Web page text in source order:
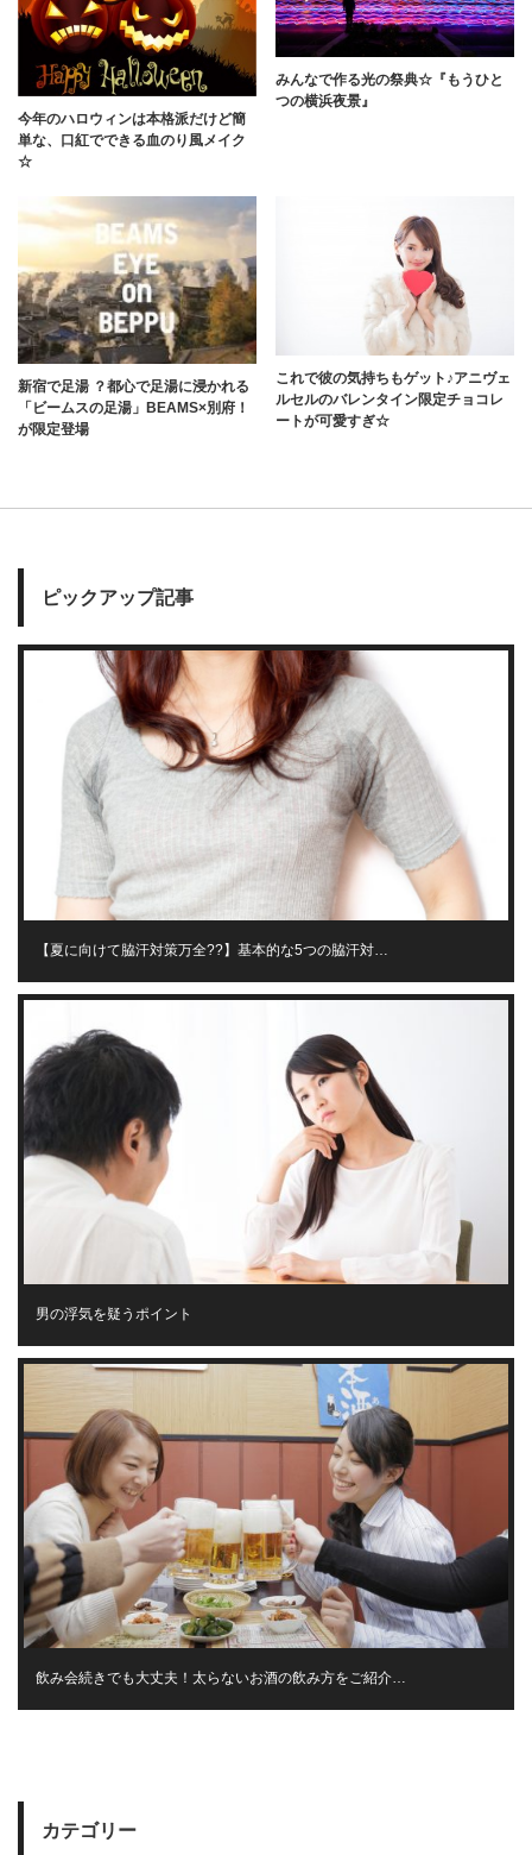
今年のハロウィンは本格派だけど簡
単な、口紅でできる血のり風メイク
☆
みんなで作る光の祭典☆『もうひと
つの横浜夜景』
新宿で足湯 ？都心で足湯に浸かれる
「ビームスの足湯」BEAMS×別府！
が限定登場
これで彼の気持ちもゲット♪アニヴェ
ルセルのバレンタイン限定チョコレ
ートが可愛すぎ☆
ピックアップ記事
【夏に向けて脇汗対策万全??】基本的な5つの脇汗対…
男の浮気を疑うポイント
飲み会続きでも大丈夫！太らないお酒の飲み方をご紹介…
カテゴリー